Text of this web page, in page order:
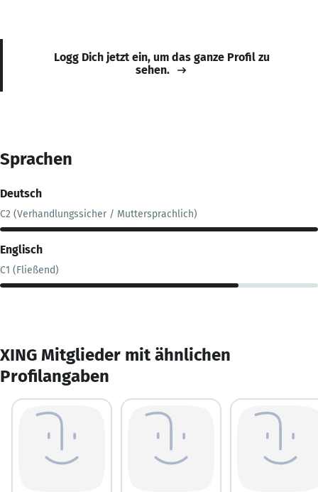
Logg Dich jetzt ein, um das ganze Profil zu
sehen.
Sprachen
Deutsch
C2 (Verhandlungssicher / Muttersprachlich)
Englisch
C1 (Fließend)
XING Mitglieder mit ähnlichen
Profilangaben